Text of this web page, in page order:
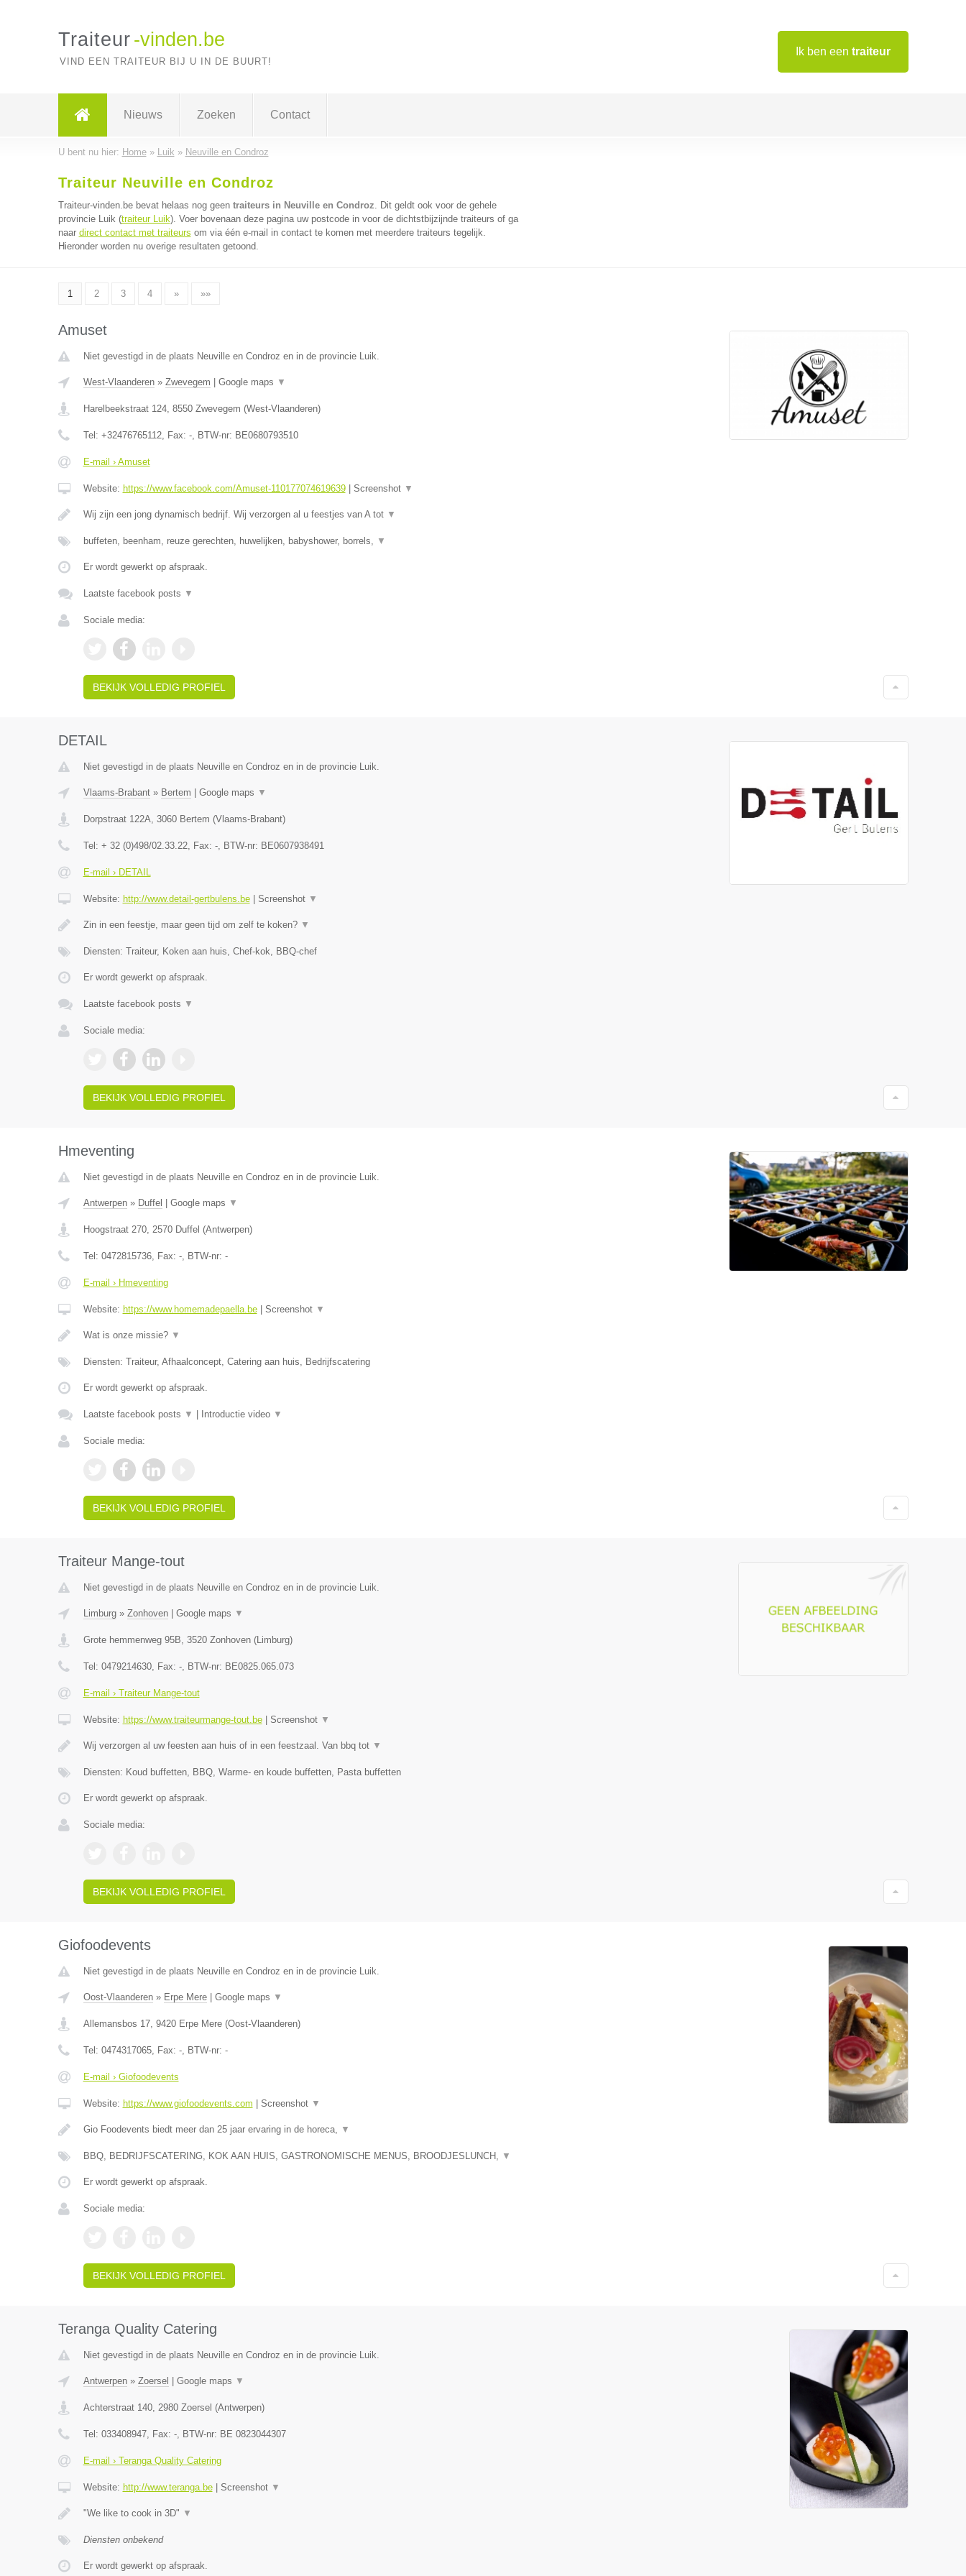
Ik ben een traiteur
Traiteur -vinden.be
VIND EEN TRAITEUR BIJ U IN DE BUURT!
Nieuws Zoeken Contact
U bent nu hier: Home» Luik » Neuville en Condroz
Traiteur Neuville en Condroz
Traiteur-vinden.be bevat helaas nog geen traiteurs in Neuville en Condroz. Dit geldt ook voor de gehele
provincie Luik (traiteur Luik). Voer bovenaan deze pagina uw postcode in voor de dichtstbijzijnde traiteurs of ga
naar direct contact met traiteurs om via één e-mail in contact te komen met meerdere traiteurs tegelijk.
Hieronder worden nu overige resultaten getoond.
1 2 3 4 » »»
Amuset
Niet gevestigd in de plaats Neuville en Condroz en in de provincie Luik.
West-Vlaanderen» Zwevegem Google maps ▼
Harelbeekstraat 124, 8550 Zwevegem (West-Vlaanderen)
Tel: +32476765112, Fax: -, BTW-nr: BE0680793510
E-mail › Amuset
Website: https://www.facebook.com/Amuset-110177074619639| Screenshot ▼
Wij zijn een jong dynamisch bedrijf. Wij verzorgen al u feestjes van A tot ▼
buffeten, beenham, reuze gerechten, huwelijken, babyshower, borrels, ▼
Er wordt gewerkt op afspraak.
Laatste facebook posts ▼
Sociale media:
BEKIJK VOLLEDIG PROFIEL
DETAIL
Niet gevestigd in de plaats Neuville en Condroz en in de provincie Luik.
Vlaams-Brabant» Bertem Google maps ▼
Dorpstraat 122A, 3060 Bertem (Vlaams-Brabant)
Tel: + 32 (0)498/02.33.22, Fax: -, BTW-nr: BE0607938491
E-mail › DETAIL
Website: http://www.detail-gertbulens.be| Screenshot ▼
Zin in een feestje, maar geen tijd om zelf te koken? ▼
Diensten: Traiteur, Koken aan huis, Chef-kok, BBQ-chef
Er wordt gewerkt op afspraak.
Laatste facebook posts ▼
Sociale media:
BEKIJK VOLLEDIG PROFIEL
Hmeventing
Niet gevestigd in de plaats Neuville en Condroz en in de provincie Luik.
Antwerpen» Duffel Google maps ▼
Hoogstraat 270, 2570 Duffel (Antwerpen)
Tel: 0472815736, Fax: -, BTW-nr: -
E-mail › Hmeventing
Website: https://www.homemadepaella.be| Screenshot ▼
Wat is onze missie? ▼
Diensten: Traiteur, Afhaalconcept, Catering aan huis, Bedrijfscatering
Er wordt gewerkt op afspraak.
Laatste facebook posts ▼ Introductie video ▼
Sociale media:
BEKIJK VOLLEDIG PROFIEL
Traiteur Mange-tout
Niet gevestigd in de plaats Neuville en Condroz en in de provincie Luik.
Limburg» Zonhoven| Google maps ▼
Grote hemmenweg 95B, 3520 Zonhoven(Limburg)
Tel: 0479214630, Fax: -, BTW-nr: BE0825.065.073
E-mail › Traiteur Mange-tout
Website: https://www.traiteurmange-tout.be| Screenshot ▼
Wij verzorgen al uw feesten aan huis of in een feestzaal. Van bbq tot ▼
Diensten: Koud buffetten, BBQ, Warme- en koude buffetten, Pasta buffetten
Er wordt gewerkt op afspraak.
Sociale media:
BEKIJK VOLLEDIG PROFIEL
Giofoodevents
Niet gevestigd in de plaats Neuville en Condroz en in de provincie Luik.
Oost-Vlaanderen» Erpe Mere| Google maps ▼
Allemansbos 17, 9420 Erpe Mere(Oost-Vlaanderen)
Tel: 0474317065, Fax: -, BTW-nr: -
E-mail › Giofoodevents
Website: https://www.giofoodevents.com Screenshot ▼
Gio Foodevents biedt meer dan 25 jaar ervaring in de horeca, ▼
BBQ, BEDRIJFSCATERING, KOK AAN HUIS, GASTRONOMISCHE MENUS, BROODJESLUNCH, ▼
Er wordt gewerkt op afspraak.
Sociale media:
BEKIJK VOLLEDIG PROFIEL
Teranga Quality Catering
Niet gevestigd in de plaats Neuville en Condroz en in de provincie Luik.
Antwerpen» Zoersel Google maps ▼
Achterstraat 140, 2980 Zoersel (Antwerpen)
Tel: 033408947, Fax: -, BTW-nr: BE 0823044307
E-mail › Teranga Quality Catering
Website: http://www.teranga.be| Screenshot ▼
"We like to cook in 3D" ▼
Diensten onbekend
Er wordt gewerkt op afspraak.